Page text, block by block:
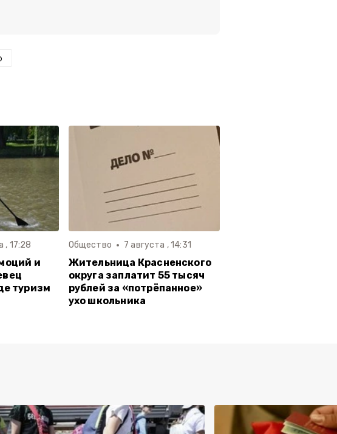
, 17:28
и
туризм
Общество 7 августа , 14:31
Жительница Красненского
округа заплатит 55 тысяч
рублей за «потрёпанное»
ухо школьника